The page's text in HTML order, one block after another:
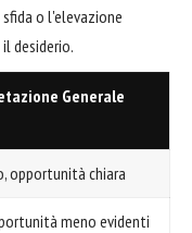
o l'elevazione
desiderio.
Generale
opportunità chiara
meno evidenti